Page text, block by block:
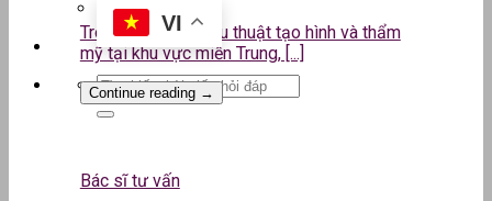
VI
Trong lĩnh vực phẫu thuật tạo hình và thẩm
mỹ tại khu vực miền Trung, [...]
Continue reading →
Bác sĩ tư vấn